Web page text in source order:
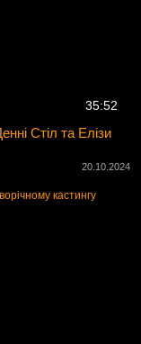
35:52
Стіл та Елізи
20.10.2024